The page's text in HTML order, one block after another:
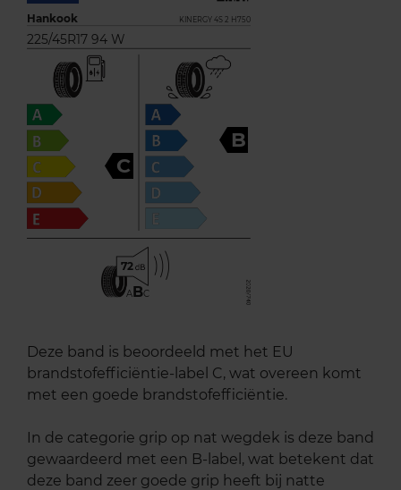
Hankook KINERGY 4S 2 H750
225/45R17 94 W
C
B
72
ABC
Deze band is beoordeeld met het EU
brandstofefficiëntie-label C, wat overeen komt
met een goede brandstofefficiëntie.
In de categorie grip op nat wegdek is deze band
gewaardeerd met een B-label, wat betekent dat
deze band zeer goede grip heeft bij natte